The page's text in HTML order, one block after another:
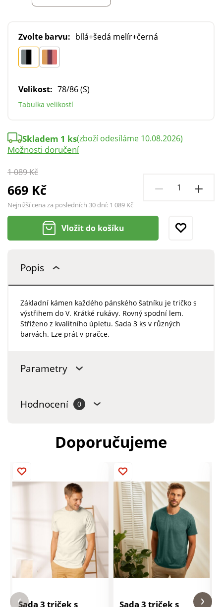
Zvolte barvu: bílá+šedá melír+černá
Velikost: 78/86 (S)
Tabulka velikostí
1 089 Kč
669 Kč
Nejnižší cena za posledních 30 dní: 1 089 Kč
Skladem 1 ks(zboží odesíláme 10.08.2026)
Možnosti doručení
Vložit do košíku
Popis
Základní kámen každého pánského šatníku je tričko s
výstřihem do V. Krátké rukávy. Rovný spodní lem.
Střiženo z kvalitního úpletu. Sada 3 ks v různých
barvách. Lze prát v pračce.
Parametry
Hodnocení 0
Doporučujeme
Sada 3 triček s
Sada 3 triček s